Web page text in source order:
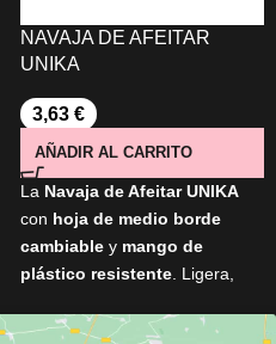
NAVAJA DE AFEITAR
UNIKA
3,63 €
AÑADIR AL CARRITO
La Navaja de Afeitar UNIKA
con hoja de medio borde
cambiable y mango de
plástico resistente . Ligera,
de barba y cabello.